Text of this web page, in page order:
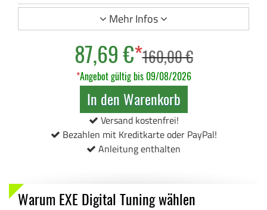
Mehr Infos
87,69 €*160,00 €
*Angebot gültig bis 09/08/2026
In den Warenkorb
Versand kostenfrei!
Bezahlen mit Kreditkarte oder PayPal!
Anleitung enthalten
Warum EXE Digital Tuning wählen